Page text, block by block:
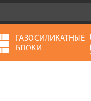
ГАЗОСИЛИКАТНЫЕ
БЛОКИ